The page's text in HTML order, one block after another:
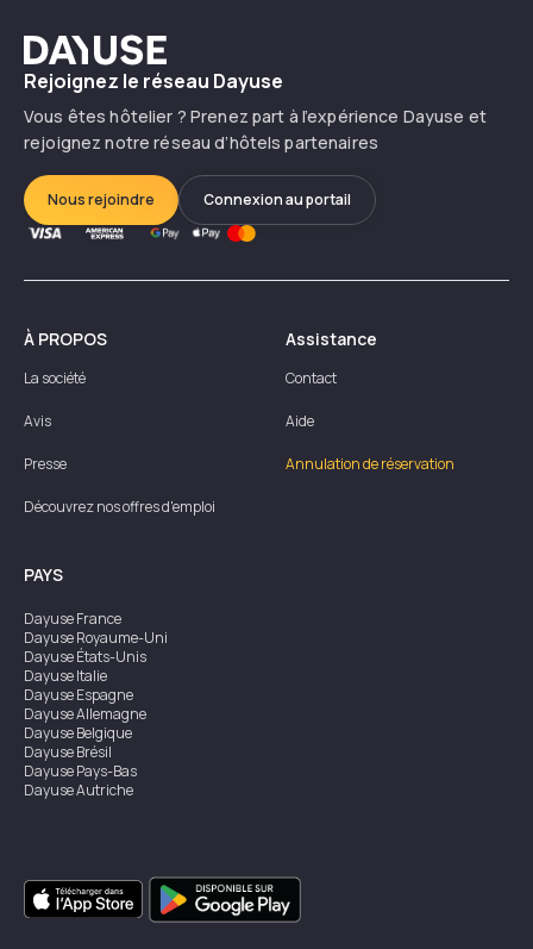
Dayuse
Rejoignez le réseau Dayuse
Vous êtes hôtelier ? Prenez part à l’expérience Dayuse et
rejoignez notre réseau d’hôtels partenaires
Nous rejoindre Connexion au portail
À PROPOS
La société
Avis
Presse
Découvrez nos offres d'emploi
Assistance
Contact
Aide
Annulation de réservation
PAYS
DayuseFrance
DayuseRoyaume-Uni
DayuseÉtats-Unis
DayuseItalie
DayuseEspagne
DayuseAllemagne
DayuseBelgique
DayuseBrésil
DayusePays-Bas
DayuseAutriche
DayuseSingapour
DayuseSuède
DayuseThaïlande